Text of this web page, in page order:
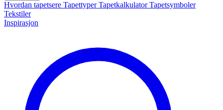
Hvordan tapetsere TapettyperTapetkalkulatorTapetsymboler
Tekstiler
Inspirasjon